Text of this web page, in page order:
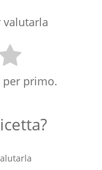
valutarla
per primo.